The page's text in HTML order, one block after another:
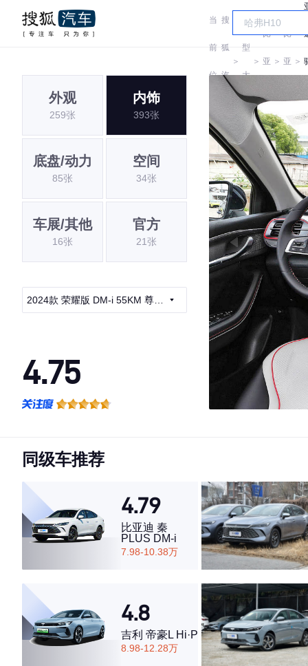
当
前
位
搜
狐
汽
＞
车
型
大
全
＞
比
亚 ＞
比
亚 ＞
外观
259张
内饰
393张
底盘/动力
85张
空间
34张
车展/其他
16张
官方
21张
2024款 荣耀版 DM-i 55KM 尊贵
4.75
·空间表现较为优秀，优于69%同级车
同级车推荐
4.79
比亚迪 秦
PLUS DM-i
7.98-10.38万
4.8
吉利 帝豪L Hi·P
8.98-12.28万